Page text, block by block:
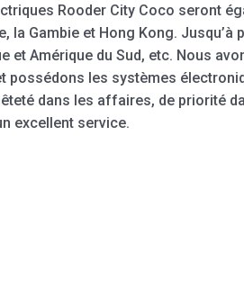
Rooder City Coco seront
la Gambie et Hong Kong. Jusqu’à
et Amérique du Sud, etc. Nous
possédons les systèmes
dans les affaires, de priorité
excellent service.